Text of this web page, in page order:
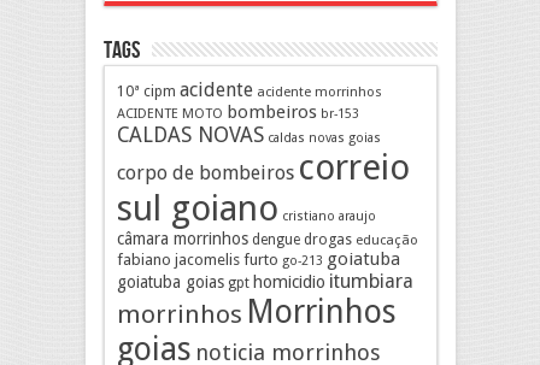
Tags
10ª cipm acidente acidente morrinhos
ACIDENTE MOTO bombeiros br-153
CALDAS NOVAS caldas novas goias
corpo de bombeiros correio
sul goiano cristiano araujo
câmara morrinhos dengue drogas educação
fabiano jacomelis furto go-213 goiatuba
goiatuba goias gpt homicidio itumbiara
morrinhos Morrinhos
goias noticia morrinhos